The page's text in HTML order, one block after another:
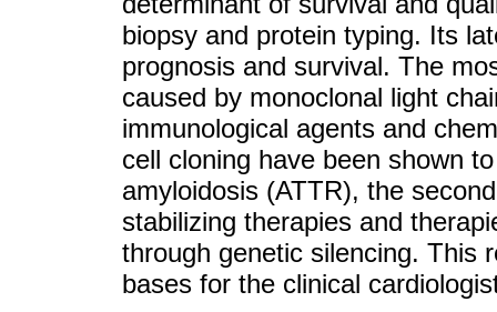
biopsy and protein typing. Its
prognosis and survival. The
caused by monoclonal light
immunological agents and
cell cloning have been shown
amyloidosis (ATTR), the
stabilizing therapies and
through genetic silencing. This
bases for the clinical